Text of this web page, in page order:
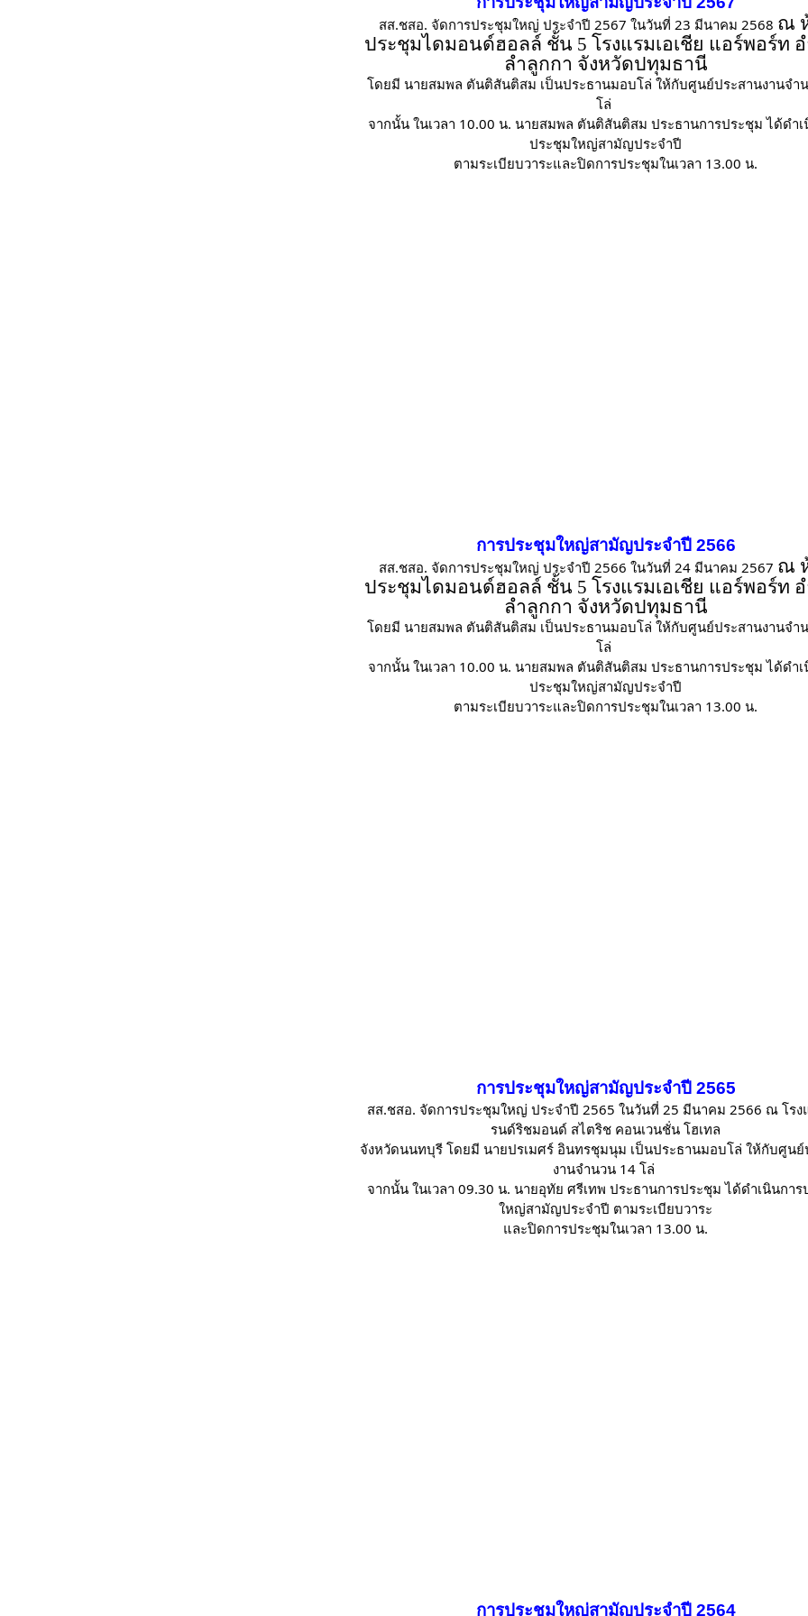
สส.ชสอ. จัดการประชุมใหญ่ ประจำปี 2567 ในวันที่ 23 มีนาคม 2568 ณ
ประชุมไดมอนด์ฮอลล์ ชั้น 5 โรงแรมเอเชีย แอร์พอร์ท
ลำลูกกา จังหวัดปทุมธานี
โดยมี นายสมพล ตันติสันติสม เป็นประธานมอบโล่ ให้กับศูนย์ประสานงานจำ
โล่
จากนั้น ในเวลา 10.00 น. นายสมพล ตันติสันติสม ประธานการประชุม ได้ดำเ
ประชุมใหญ่สามัญประจำปี
ตามระเบียบวาระและปิดการประชุมในเวลา 13.00 น.
การประชุมใหญ่สามัญประจำปี 2566
สส.ชสอ. จัดการประชุมใหญ่ ประจำปี 2566 ในวันที่ 24 มีนาคม 2567 ณ
ประชุมไดมอนด์ฮอลล์ ชั้น 5 โรงแรมเอเชีย แอร์พอร์ท
ลำลูกกา จังหวัดปทุมธานี
โดยมี นายสมพล ตันติสันติสม เป็นประธานมอบโล่ ให้กับศูนย์ประสานงานจำ
โล่
จากนั้น ในเวลา 10.00 น. นายสมพล ตันติสันติสม ประธานการประชุม ได้ดำเ
ประชุมใหญ่สามัญประจำปี
ตามระเบียบวาระและปิดการประชุมในเวลา 13.00 น.
การประชุมใหญ่สามัญประจำปี 2565
สส.ชสอ. จัดการประชุมใหญ่ ประจำปี 2565 ในวันที่ 25 มีนาคม 2566 ณ โรง
รนด์ริชมอนด์ สไตริช คอนเวนชั่น โฮเทล
จังหวัดนนทบุรี โดยมี นายปรเมศร์ อินทรชุมนุม เป็นประธานมอบโล่ ให้กับศูนย์
งานจำนวน 14 โล่
จากนั้น ในเวลา 09.30 น. นายอุทัย ศรีเทพ ประธานการประชุม ได้ดำเนินการ
ใหญ่สามัญประจำปี ตามระเบียบวาระ
และปิดการประชุมในเวลา 13.00 น.
การประชุมใหญ่สามัญประจำปี 2564